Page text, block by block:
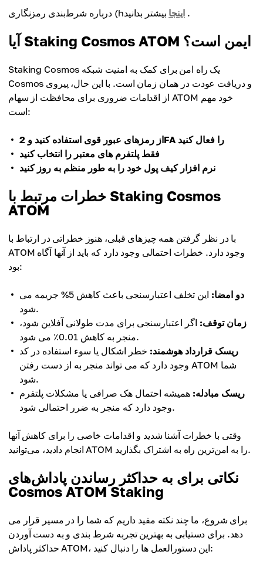
درباره شرط‌بندی رمزنگاری (h اینجا بیشتر بدانید .
آیا Staking Cosmos ATOM ایمن است؟
Staking Cosmos یک راه امن برای کمک به امنیت شبکه
Cosmos و دریافت عودت در همان زمان است. با این حال، پیروی
از اقدامات ضروری برای محافظت از سهام ATOM خود مهم
است:
از رمزهای عبور قوی استفاده کنید و 2FA را فعال کنید
فقط پلتفرم های معتبر را انتخاب کنید
نرم افزار کیف پول خود را به طور منظم به روز کنید
خطرات مرتبط با Staking Cosmos
ATOM
با در نظر گرفتن همه چیزهای قبلی، هنوز خطراتی در ارتباط با
ATOM وجود دارد. خطرات احتمالی وجود دارد که باید از آنها آگاه
بود:
دو امضا:
این تخلف اعتبارسنجی باعث کاهش 5% جریمه می
شود.
زمان توقف: اگر اعتبارسنجی برای مدت طولانی آفلاین شود،
منجر به کاهش 0.01٪ می شود.
ریسک قرارداد هوشمند: خطر اشکال یا سوء استفاده در کد
وجود دارد که می تواند منجر به از دست رفتن ATOM شما
شود.
ریسک مبادله: همیشه احتمال هک صرافی یا مشکلات پلتفرم
وجود دارد که منجر به ضرر احتمالی شود.
وقتی با خطرات آشنا شدید و اقدامات خاصی را برای کاهش آنها
انجام دادید، می‌توانید ATOM را به امن‌ترین راه به اشتراک بگذارید.
نکاتی برای به حداکثر رساندن پاداش‌های
Cosmos ATOM Staking
برای شروع، ما چند نکته مفید داریم که شما را در مسیر قرار می
دهد. برای دستیابی به بهترین تجربه شرط بندی و به دست آوردن
حداکثر پاداش ATOM، این دستورالعمل ها را دنبال کنید: